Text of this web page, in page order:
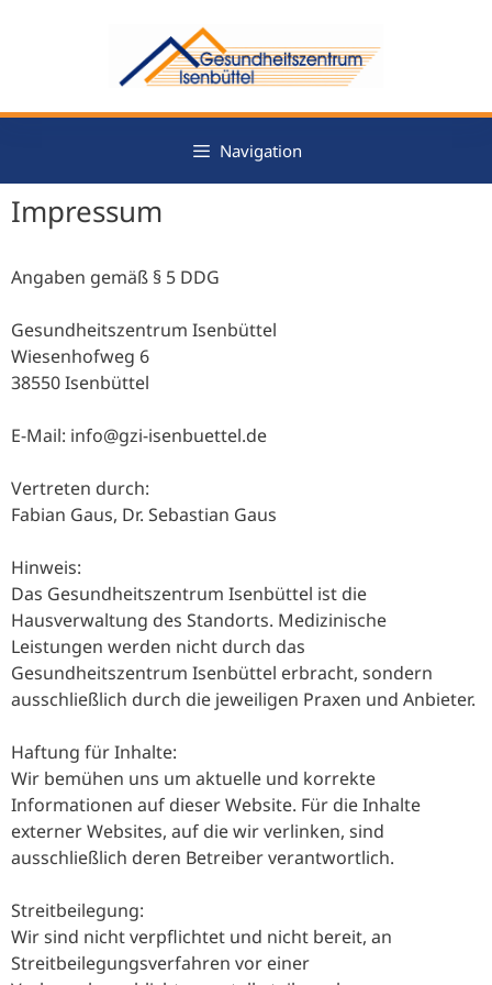
Navigation
Impressum
Angaben gemäß § 5 DDG
Gesundheitszentrum Isenbüttel
Wiesenhofweg 6
38550 Isenbüttel
E-Mail: info@gzi-isenbuettel.de
Vertreten durch:
Fabian Gaus, Dr. Sebastian Gaus
Hinweis:
Das Gesundheitszentrum Isenbüttel ist die
Hausverwaltung des Standorts. Medizinische
Leistungen werden nicht durch das
Gesundheitszentrum Isenbüttel erbracht, sondern
ausschließlich durch die jeweiligen Praxen und Anbieter.
Haftung für Inhalte:
Wir bemühen uns um aktuelle und korrekte
Informationen auf dieser Website. Für die Inhalte
externer Websites, auf die wir verlinken, sind
ausschließlich deren Betreiber verantwortlich.
Streitbeilegung:
Wir sind nicht verpflichtet und nicht bereit, an
Streitbeilegungsverfahren vor einer